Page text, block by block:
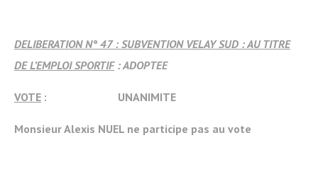
DELIBERATION N° 47 : SUBVENTION VELAY SUD : AU TITRE
DE L’EMPLOI SPORTIF: ADOPTEE
VOTE : UNANIMITE
Monsieur Alexis NUEL ne participe pas au vote